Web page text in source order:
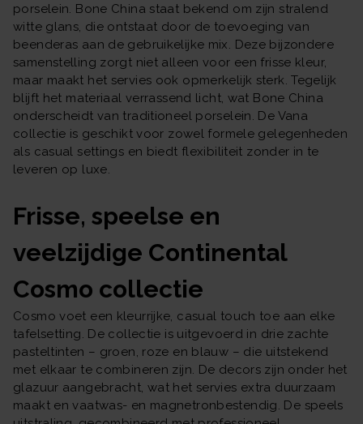
porselein. Bone China staat bekend om zijn stralend
witte glans, die ontstaat door de toevoeging van
beenderas aan de gebruikelijke mix. Deze bijzondere
samenstelling zorgt niet alleen voor een frisse kleur,
maar maakt het servies ook opmerkelijk sterk. Tegelijk
blijft het materiaal verrassend licht, wat Bone China
onderscheidt van traditioneel porselein. De Vana
collectie is geschikt voor zowel formele gelegenheden
als casual settings en biedt flexibiliteit zonder in te
leveren op luxe.
Frisse, speelse en
veelzijdige Continental
Cosmo collectie
Cosmo voet een kleurrijke, casual touch toe aan elke
tafelsetting. De collectie is uitgevoerd in drie zachte
pasteltinten – groen, roze en blauw – die uitstekend
met elkaar te combineren zijn. De decors zijn onder het
glazuur aangebracht, wat het servies extra duurzaam
maakt en vaatwas- en magnetronbestendig. De speels